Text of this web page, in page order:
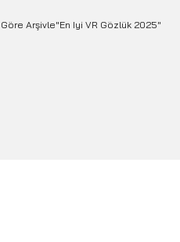
Arşivle"en Iyi VR Gözlük 2025"